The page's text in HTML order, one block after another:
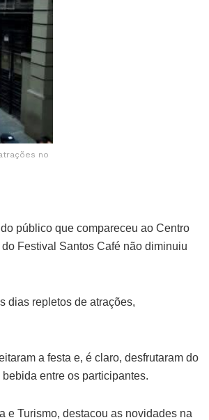
no
público que compareceu ao Centro
Festival Santos Café não diminuiu
dias repletos de atrações,
a festa e, é claro, desfrutaram do
entre os participantes.
e Turismo, destacou as novidades na